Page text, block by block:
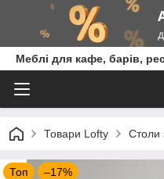
Меблі для кафе, барів,
Товари Lofty Столи
Топ –17%